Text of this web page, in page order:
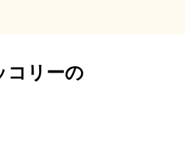
コリーの